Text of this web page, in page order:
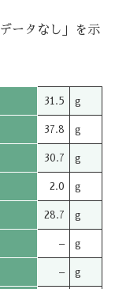
タなし」を示
31.5 g
37.8 g
30.7 g
2.0 g
28.7 g
– g
– g